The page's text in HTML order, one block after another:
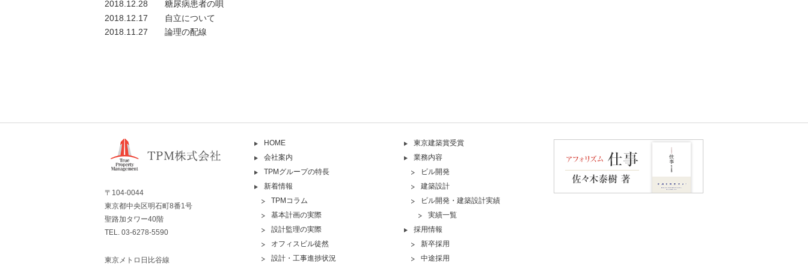
2018.12.28
糖尿病患者の唄
2018.12.17
自立について
2018.11.27
論理の配線
〒104-0044
東京都中央区明石町8番1号
聖路加タワー40階
TEL. 03-6278-5590
東京メトロ日比谷線
HOME
会社案内
TPMグループの特長
新着情報
TPMコラム
基本計画の実際
設計監理の実際
オフィスビル徒然
設計・工事進捗状況
東京建築賞受賞
業務内容
ビル開発
建築設計
ビル開発・建築設計実績
実績一覧
採用情報
新卒採用
中途採用